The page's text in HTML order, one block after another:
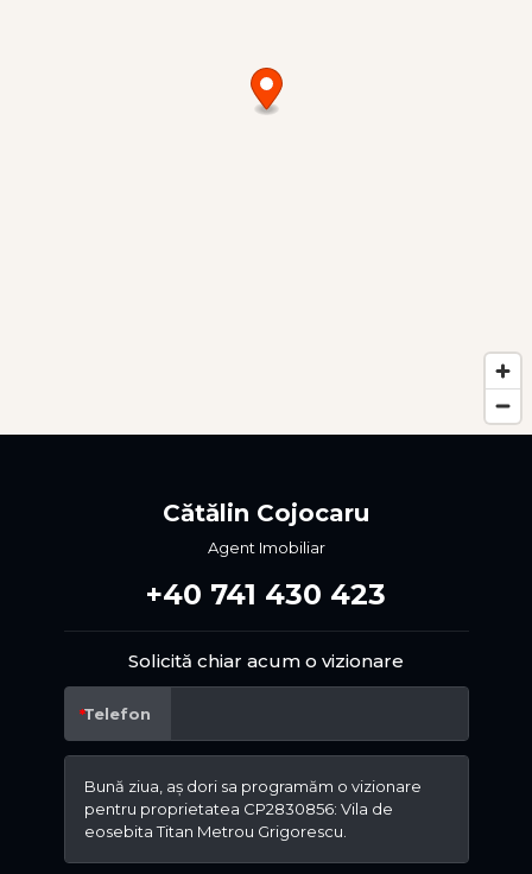
Cătălin Cojocaru
Agent Imobiliar
‭+40 741 430 423‬
Solicită chiar acum o vizionare
Telefon